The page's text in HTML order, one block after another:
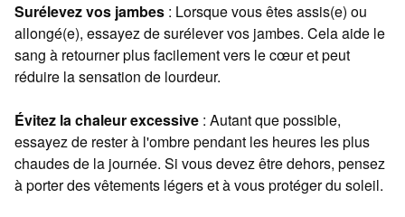
Surélevez vos jambes : Lorsque vous êtes assis(e) ou
allongé(e), essayez de surélever vos jambes. Cela aide le
sang à retourner plus facilement vers le cœur et peut
réduire la sensation de lourdeur.
Évitez la chaleur excessive : Autant que possible,
essayez de rester à l'ombre pendant les heures les plus
chaudes de la journée. Si vous devez être dehors, pensez
à porter des vêtements légers et à vous protéger du soleil.